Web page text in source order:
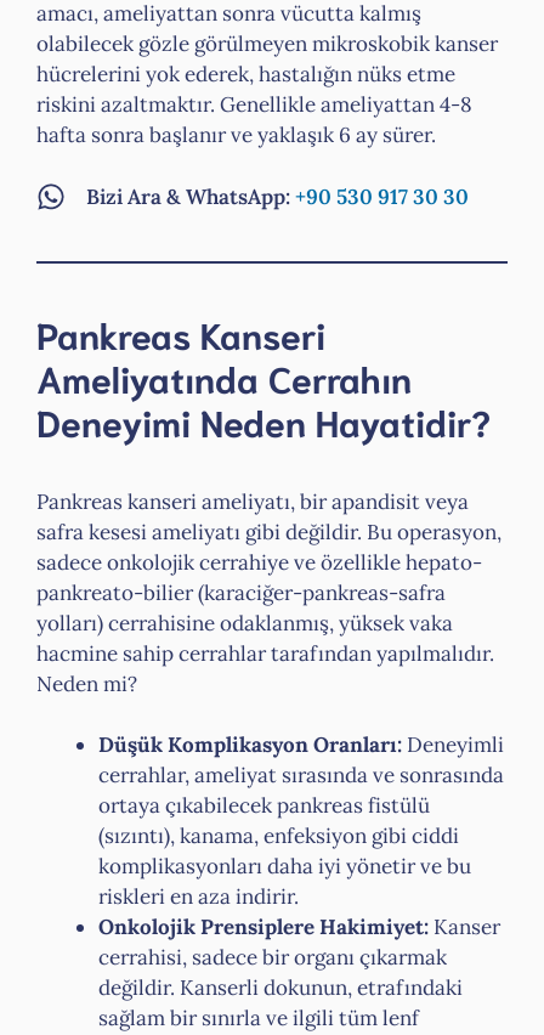
amacı, ameliyattan sonra vücutta kalmış
olabilecek gözle görülmeyen mikroskobik kanser
hücrelerini yok ederek, hastalığın nüks etme
riskini azaltmaktır. Genellikle ameliyattan 4-8
hafta sonra başlanır ve yaklaşık 6 ay sürer.
Bizi Ara & WhatsApp:+90 530 917 30 30
Pankreas Kanseri
Ameliyatında Cerrahın
Deneyimi Neden Hayatidir?
Pankreas kanseri ameliyatı, bir apandisit veya
safra kesesi ameliyatı gibi değildir. Bu operasyon,
sadece onkolojik cerrahiye ve özellikle hepato-
pankreato-bilier (karaciğer-pankreas-safra
yolları) cerrahisine odaklanmış, yüksek vaka
hacmine sahip cerrahlar tarafından yapılmalıdır.
Neden mi?
Düşük Komplikasyon Oranları: Deneyimli
cerrahlar, ameliyat sırasında ve sonrasında
ortaya çıkabilecek pankreas fistülü
(sızıntı), kanama, enfeksiyon gibi ciddi
komplikasyonları daha iyi yönetir ve bu
riskleri en aza indirir.
Onkolojik Prensiplere Hakimiyet: Kanser
cerrahisi, sadece bir organı çıkarmak
değildir. Kanserli dokunun, etrafındaki
sağlam bir sınırla ve ilgili tüm lenf